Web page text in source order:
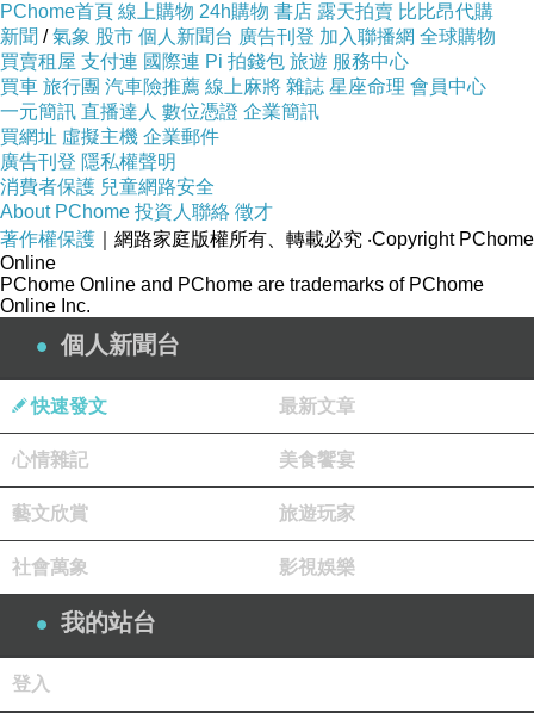
PChome首頁 線上購物 24h購物 書店 露天拍賣 比比昂代購
新聞 /氣象 股市 個人新聞台 廣告刊登 加入聯播網 全球購物
買賣租屋 支付連 國際連 Pi 拍錢包 旅遊 服務中心
買車 旅行團 汽車險推薦 線上麻將 雜誌 星座命理 會員中心
一元簡訊 直播達人 數位憑證 企業簡訊
買網址 虛擬主機 企業郵件
廣告刊登 隱私權聲明
消費者保護 兒童網路安全
About PChome 投資人聯絡 徵才
著作權保護 ｜網路家庭版權所有、轉載必究 ‧Copyright PChome
Online
PChome Online and PChome are trademarks of PChome
Online Inc.
個人新聞台
快速發文 最新文章
心情雜記 美食饗宴
藝文欣賞 旅遊玩家
社會萬象 影視娛樂
我的站台
登入